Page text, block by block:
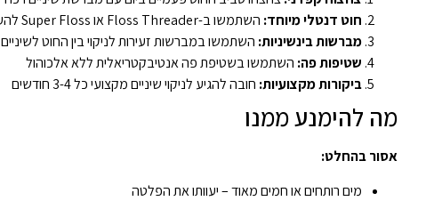
חוט דנטלי מיוחד: השתמשו ב-Floss Threader או Super Floss להעברת החוט מתחת לחוט המתכת
מברשות בינשיניות: השתמשו במברשות זעירות לניקוי בין החוט לשיניים
שטיפות פה: השתמשו בשטיפת פה אנטיבקטריאלית ללא אלכוהול
ביקורות מקצועיות: חובה להגיע לניקוי שיניים מקצועי כל 3-4 חודשים
מה להימנע ממנו
אסור בהחלט:
מים רותחים או חמים מאוד – יעוותו את הפלטה